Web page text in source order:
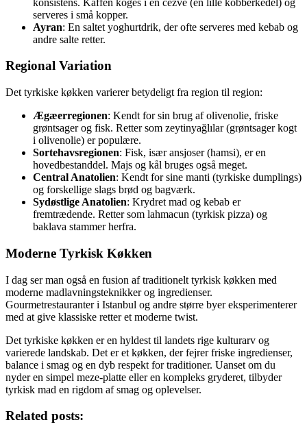
serveres i små kopper.
Ayran: En saltet yoghurtdrik, der ofte serveres med kebab og
andre salte retter.
Regional Variation
Det tyrkiske køkken varierer betydeligt fra region til region:
Ægæerregionen: Kendt for sin brug af olivenolie, friske
grøntsager og fisk. Retter som zeytinyağlılar (grøntsager kogt
i olivenolie) er populære.
Sortehavsregionen: Fisk, især ansjoser (hamsi), er en
hovedbestanddel. Majs og kål bruges også meget.
Central Anatolien: Kendt for sine manti (tyrkiske dumplings)
og forskellige slags brød og bagværk.
Sydøstlige Anatolien: Krydret mad og kebab er
fremtrædende. Retter som lahmacun (tyrkisk pizza) og
baklava stammer herfra.
Moderne Tyrkisk Køkken
I dag ser man også en fusion af traditionelt tyrkisk køkken med
moderne madlavningsteknikker og ingredienser.
Gourmetrestauranter i Istanbul og andre større byer eksperimenterer
med at give klassiske retter et moderne twist.
Det tyrkiske køkken er en hyldest til landets rige kulturarv og
varierede landskab. Det er et køkken, der fejrer friske ingredienser,
balance i smag og en dyb respekt for traditioner. Uanset om du
nyder en simpel meze-platte eller en kompleks gryderet, tilbyder
tyrkisk mad en rigdom af smag og oplevelser.
Related posts: